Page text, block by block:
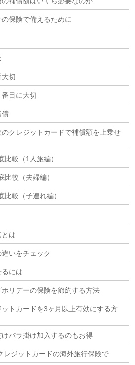
保険で備えるために
大切
目に大切
償
クレジットカードで補償額を上乗せ
比較（1人旅編）
比較（夫婦編）
比較（子連れ編）
とは
いをチェック
るには
リデーの保険を節約する方法
トカードを3ヶ月以上有効にする方
バラ掛け加入するのもお得
レジットカードの海外旅行保険で